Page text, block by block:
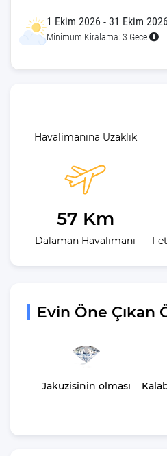
Her Bütçeye Uygun Kiralık Villa
1 Ekim 2026 - 31 Ekim 2026
Minimum Kiralama: 3 Gece
Havalimanına Uzaklık
57 Km
Dalaman Havalimanı
Evin Öne Çıkan
Jakuzisinin olması